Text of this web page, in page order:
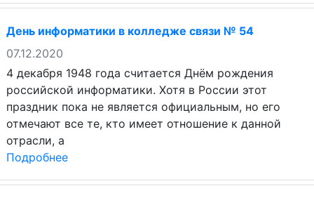
День информатики в колледже связи № 54
07.12.2020
4 декабря 1948 года считается Днём рождения
российской информатики. Хотя в России этот
праздник пока не является официальным, но его
отмечают все те, кто имеет отношение к данной
отрасли, а
Подробнее